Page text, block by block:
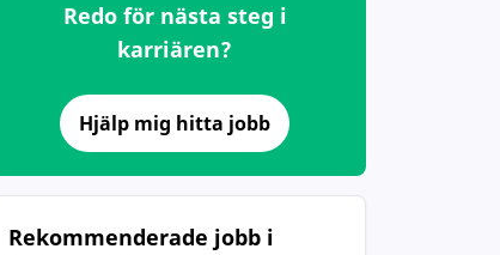
Redo för nästa steg i
karriären?
Hjälp mig hitta jobb
Rekommenderade jobb i